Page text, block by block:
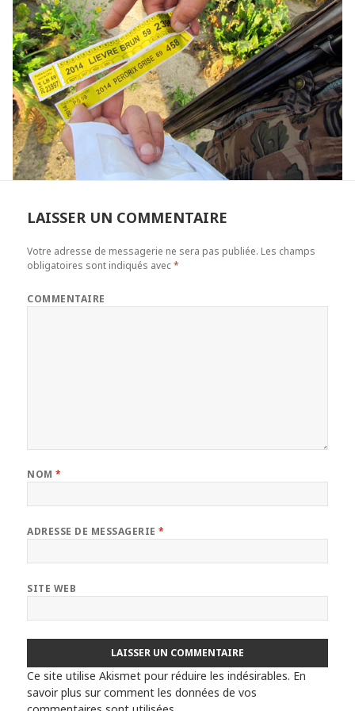
LAISSER UN COMMENTAIRE
Votre adresse de messagerie ne sera pas publiée. Les champs
obligatoires sont indiqués avec*
COMMENTAIRE
NOM*
ADRESSE DE MESSAGERIE*
SITE WEB
Ce site utilise Akismet pour réduire les indésirables. En
savoir plus sur comment les données de vos